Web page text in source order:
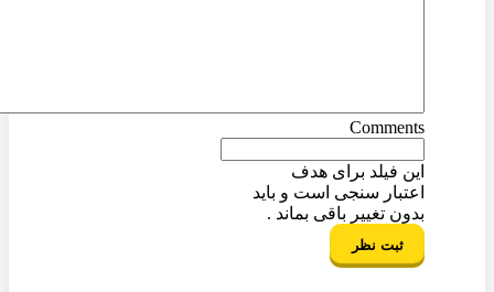
Comments
این فیلد برای هدف
اعتبار سنجی است و باید
بدون تغییر باقی بماند .